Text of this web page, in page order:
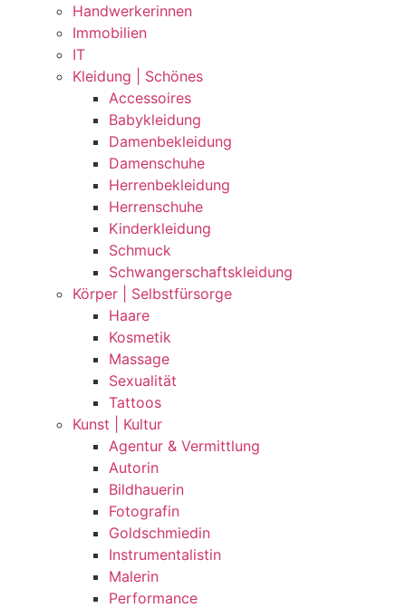
Handwerkerinnen
Immobilien
IT
Kleidung | Schönes
Accessoires
Babykleidung
Damenbekleidung
Damenschuhe
Herrenbekleidung
Herrenschuhe
Kinderkleidung
Schmuck
Schwangerschaftskleidung
Körper | Selbstfürsorge
Haare
Kosmetik
Massage
Sexualität
Tattoos
Kunst | Kultur
Agentur & Vermittlung
Autorin
Bildhauerin
Fotografin
Goldschmiedin
Instrumentalistin
Malerin
Performance